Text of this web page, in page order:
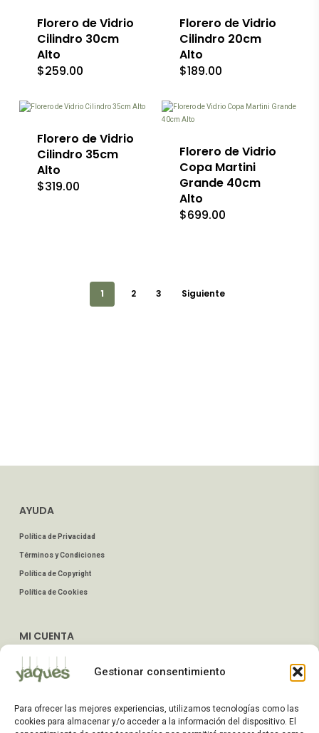
Gestionar consentimiento
Para ofrecer las mejores experiencias, utilizamos tecnologías como las
cookies para almacenar y/o acceder a la información del dispositivo. El
Florero de Vidrio
Cilindro 30cm
Alto
$259.00
Florero de Vidrio
Cilindro 20cm
Alto
$189.00
Florero de Vidrio
Cilindro 35cm
Alto
$319.00
Florero de Vidrio
Copa Martini
Grande 40cm
Alto
$699.00
1 2 3 Siguiente
AYUDA
Política de Privacidad
Términos y Condiciones
Política de Copyright
Política de Cookies
MI CUENTA
Dirección de Envío
Preguntas Frecuentes